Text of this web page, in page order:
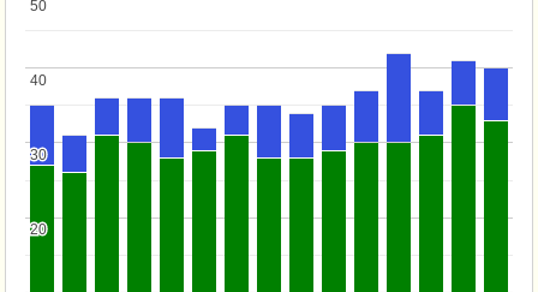
20
20
30
30
40
40
50
50